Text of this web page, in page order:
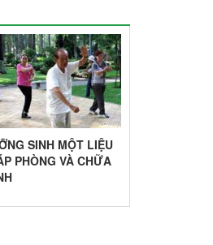
SINH MỘT LIỆU
PHÒNG VÀ CHỮA